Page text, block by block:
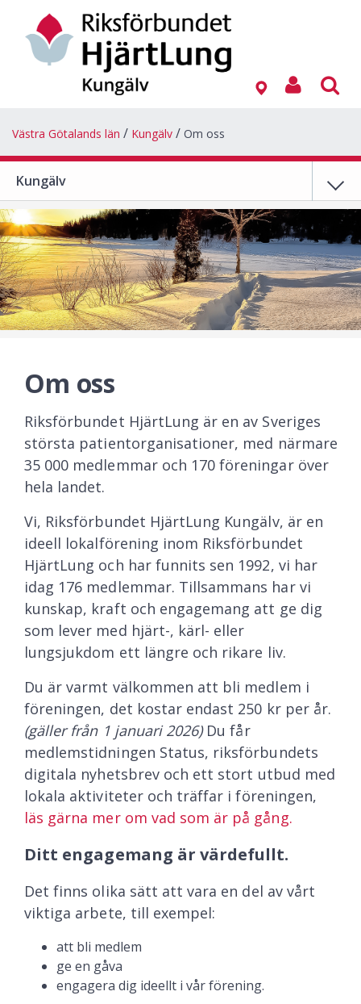
Västra Götalands län Kungälv Om oss
Kungälv
Om oss
Riksförbundet HjärtLung är en av Sveriges
största patientorganisationer, med närmare
35 000 medlemmar och 170 föreningar över
hela landet.
Vi, Riksförbundet HjärtLung Kungälv, är en
ideell lokalförening inom Riksförbundet
HjärtLung och har funnits sen 1992, vi har
idag 176 medlemmar. Tillsammans har vi
kunskap, kraft och engagemang att ge dig
som lever med hjärt-, kärl- eller
lungsjukdom ett längre och rikare liv.
Du är varmt välkommen att bli medlem i
föreningen, det kostar endast 250 kr per år.
(gäller från 1 januari 2026)Du får
medlemstidningen Status, riksförbundets
digitala nyhetsbrev och ett stort utbud med
lokala aktiviteter och träffar i föreningen,
läs gärna mer om vad som är på gång.
Ditt engagemang är värdefullt.
Det finns olika sätt att vara en del av vårt
viktiga arbete, till exempel:
att bli medlem
ge en gåva
engagera dig ideellt i vår förening.